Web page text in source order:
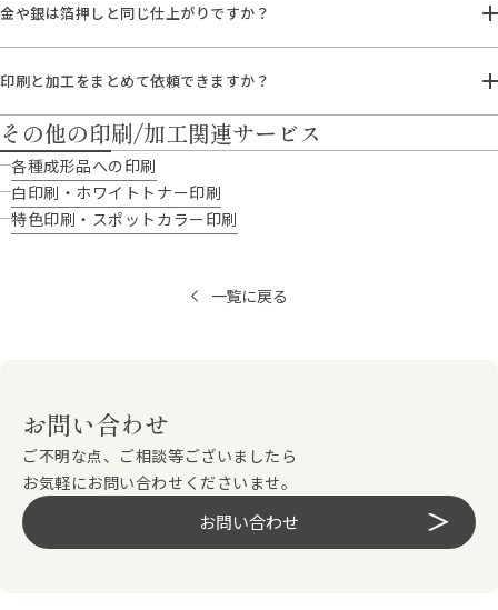
金や銀は箔押しと同じ仕上がりですか？
印刷と加工をまとめて依頼できますか？
その他の印刷/加工関連サービス
各種成形品への印刷
白印刷・ホワイトトナー印刷
特色印刷・スポットカラー印刷
一覧に戻る
お問い合わせ
ご不明な点、ご相談等ございましたら
お気軽にお問い合わせくださいませ。
お問い合わせ